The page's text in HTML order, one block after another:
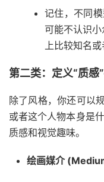
记住，不同
可能不认识
上比较知名或
第二类：定义“质
除了风格，你还可以
或者这个人物本身是
质感和视觉趣味。
绘画媒介